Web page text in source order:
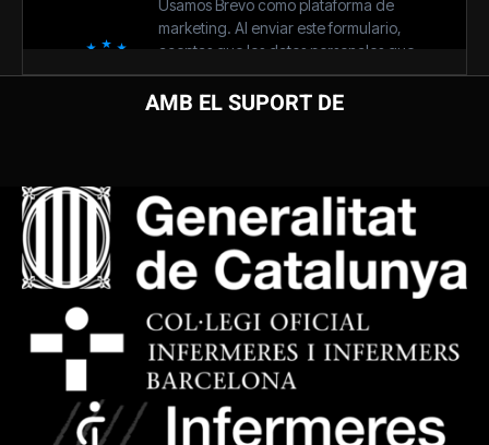
AMB EL SUPORT DE